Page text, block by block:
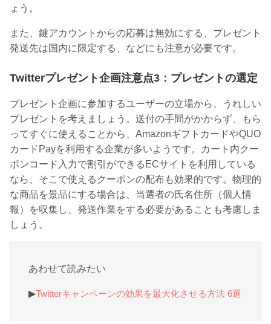
ょう。
また、鍵アカウントからの応募は無効にする、プレゼント
発送先は国内に限定する、などにも注意が必要です。
Twitterプレゼント企画注意点3：プレゼントの選定
プレゼント企画に参加するユーザーの立場から、うれしい
プレゼントを考えましょう。送付の手間がかからず、もら
ってすぐに使えることから、AmazonギフトカードやQUO
カードPayを利用する企業が多いようです。カート内クー
ポンコード入力で割引ができるECサイトを利用している
なら、そこで使えるクーポンの配布も効果的です。物理的
な商品を景品にする場合は、当選者の氏名住所（個人情
報）を収集し、発送作業をする必要があることも考慮しま
しょう。
あわせて読みたい
▶︎Twitterキャンペーンの効果を最大化させる方法 6選